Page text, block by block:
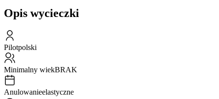
Opis wycieczki
Pilotpolski
Minimalny wiekBRAK
Anulowanieelastyczne